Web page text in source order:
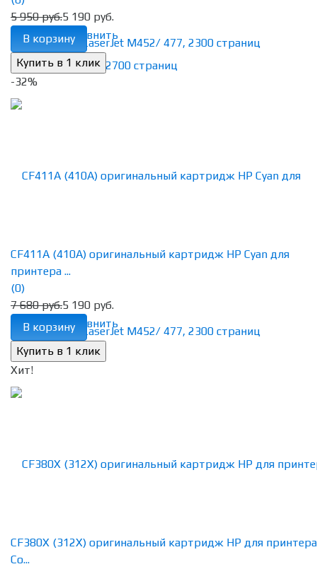
избранное сравнить
5 950 руб.5 190 руб.
В корзину
-32%
избранное сравнить
CF411A (410A) оригинальный картридж HP Cyan для
принтера ...
(0)
7 680 руб.5 190 руб.
В корзину
Хит!
CF380X (312X) оригинальный картридж HP для
Co...